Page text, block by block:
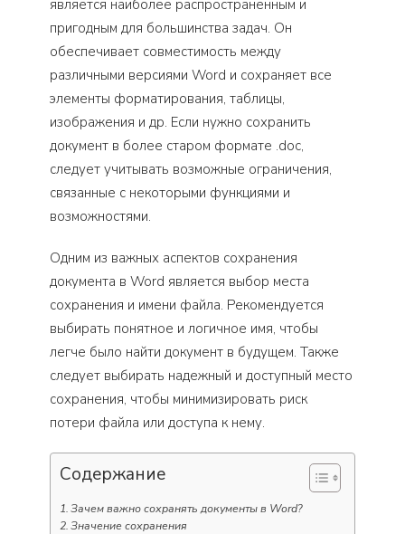
является наиболее распространенным и
пригодным для большинства задач. Он
обеспечивает совместимость между
различными версиями Word и сохраняет все
элементы форматирования, таблицы,
изображения и др. Если нужно сохранить
документ в более старом формате .doc,
следует учитывать возможные ограничения,
связанные с некоторыми функциями и
возможностями.
Одним из важных аспектов сохранения
документа в Word является выбор места
сохранения и имени файла. Рекомендуется
выбирать понятное и логичное имя, чтобы
легче было найти документ в будущем. Также
следует выбирать надежный и доступный место
сохранения, чтобы минимизировать риск
потери файла или доступа к нему.
Содержание
Зачем важно сохранять документы в Word?
Значение сохранения